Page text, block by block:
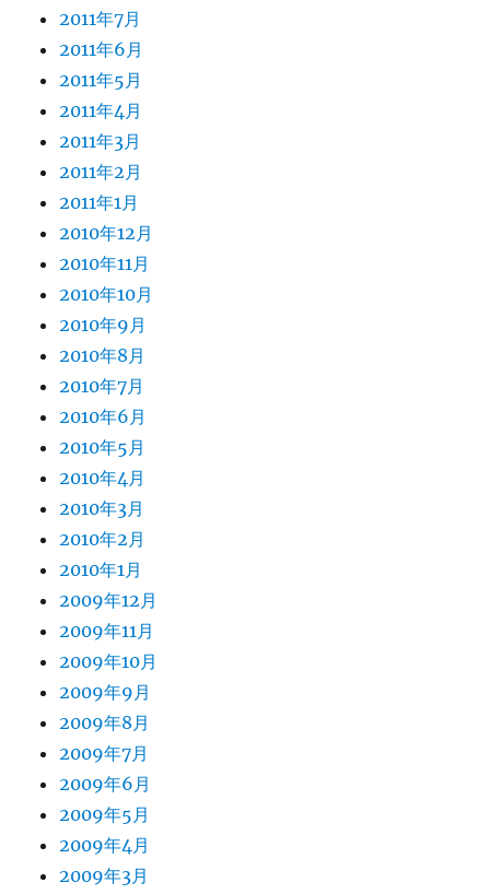
2011年7月
2011年6月
2011年5月
2011年4月
2011年3月
2011年2月
2011年1月
2010年12月
2010年11月
2010年10月
2010年9月
2010年8月
2010年7月
2010年6月
2010年5月
2010年4月
2010年3月
2010年2月
2010年1月
2009年12月
2009年11月
2009年10月
2009年9月
2009年8月
2009年7月
2009年6月
2009年5月
2009年4月
2009年3月